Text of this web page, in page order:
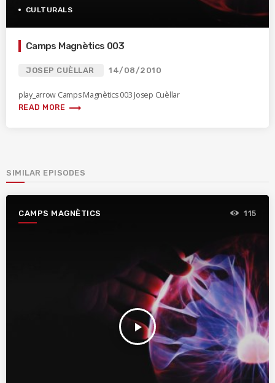
CULTURALS
Camps Magnètics 003
JOSEP CUÈLLAR 14/08/2010
play_arrow Camps Magnètics 003 Josep Cuèllar
READ MORE trending_flat
SIMILAR EPISODES
CAMPS MAGNÈTICS
play_arrow
115